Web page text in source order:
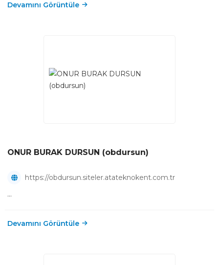
Devamını Görüntüle
ONUR BURAK DURSUN (obdursun)
https://obdursun.siteler.atateknokent.com.tr
...
Devamını Görüntüle